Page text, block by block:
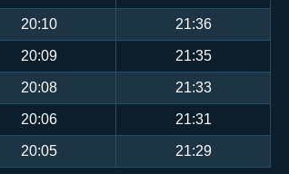
20:10 21:36
20:09 21:35
20:08 21:33
20:06 21:31
20:05 21:29